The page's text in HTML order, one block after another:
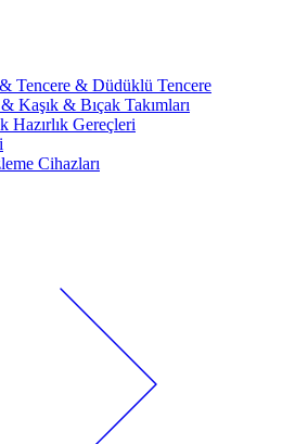
Tencere & Düdüklü Tencere
Kaşık & Bıçak Takımları
Hazırlık Gereçleri
Cihazları